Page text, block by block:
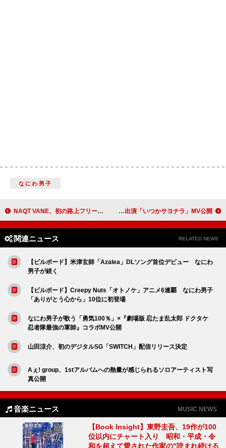
なにわ男子
NAQT VANE、初の路上フリーライブ開催発表＆「NIGHTINGALE」パフォーマンス動画公開 Sakurashimeji、板尾創路が出演「いつかサヨナラ」MV公開
関連ニュース RELATED NEWS
【ビルボード】米津玄師「Azalea」DLソング首位デビュー なにわ
男子が続く
【ビルボード】Creepy Nuts「オトノケ」アニメ6連覇 なにわ男子
「ありがとう心から」10位に初登場
なにわ男子が歌う「勇気100％」×『劇場版 忍たま乱太郎 ドクタケ
忍者隊最強の軍師』コラボMV公開
山田涼介、初のデジタルSG「SWITCH」配信リリース決定
Aぇ! group、1stアルバムへの熱量が感じられるソロアーティスト写
真公開
音楽ニュース MUSIC NEWS
【Book Insight】東野圭吾、19作が100
位以内にチャート入り 昭和・平成・令
和を超えて愛された作家の"読まれ続ける